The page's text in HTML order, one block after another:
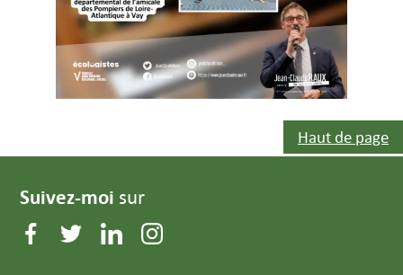
Haut de page
Suivez-moi sur